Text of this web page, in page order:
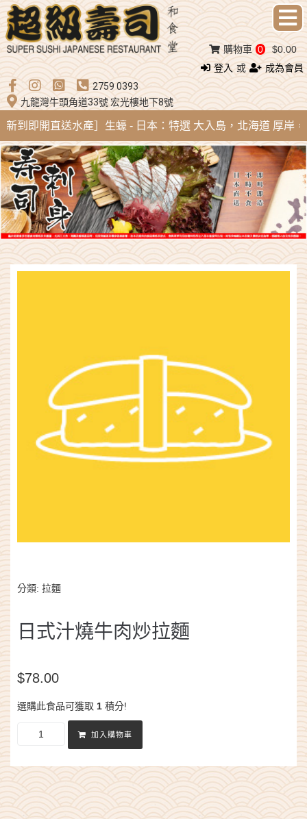
登入 或
成為會員
2759 0393
九龍灣牛頭角道33號 宏光樓地下8號
購物車 0 $0.00
到即開直送水產］生蠔 - 日本：特選 大入島，北海道 厚岸，
分類: 拉麵
日式汁燒牛肉炒拉麵
$78.00
選購此食品可獲取 1 積分!
加入購物車